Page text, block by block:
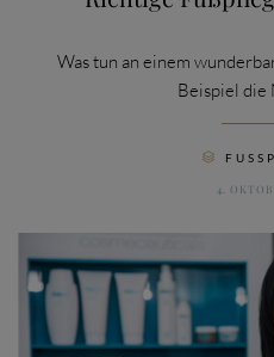
Was tun an einem
Beispiel die

4.